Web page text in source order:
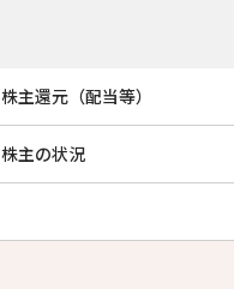
株主還元（配当等）
株主の状況